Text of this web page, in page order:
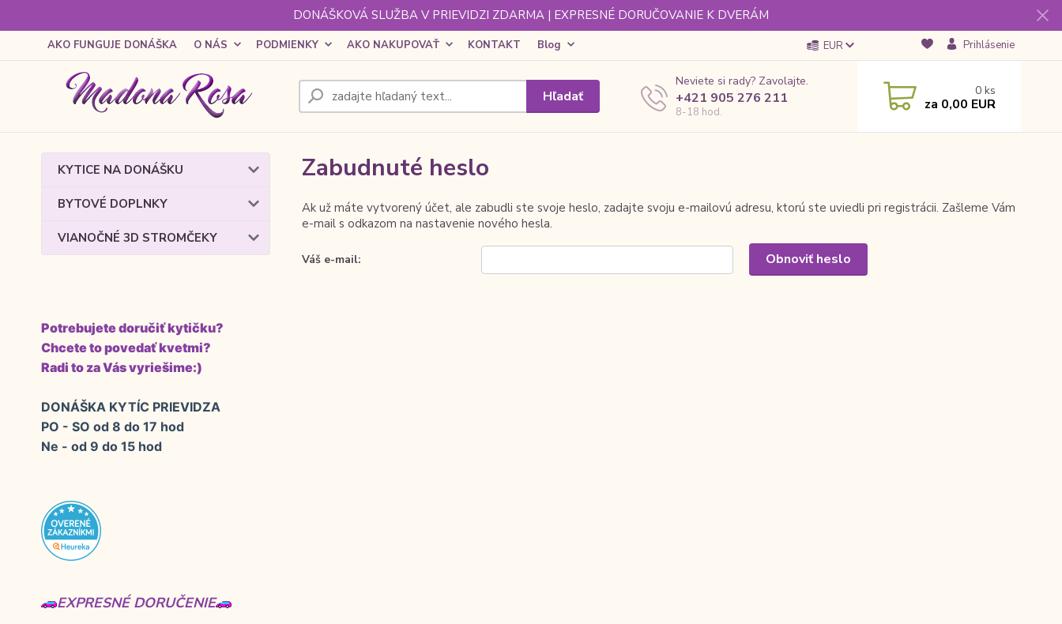
DONÁŠKOVÁ SLUŽBA V PRIEVIDZI ZDARMA | EXPRESNÉ DORUČOVANIE K DVERÁM
AKO FUNGUJE DONÁŠKA O NÁS PODMIENKY AKO NAKUPOVAŤ KONTAKT Blog EUR Prihlásenie
Hľadať
Neviete si rady? Zavolajte.
+421 905 276 211
8-18 hod.
0 ks
za 0,00 EUR
KYTICE NA DONÁŠKU
BYTOVÉ DOPLNKY
VIANOČNÉ 3D STROMČEKY
Potrebujete doručiť kytičku?
Chcete to povedať kvetmi?
Radi to za Vás vyriešime:)
DONÁŠKA KYTÍC PRIEVIDZA
PO - SO od 8 do 17 hod
Ne - od 9 do 15 hod
EXPRESNÉ DORUČENIE
Zabudnuté heslo
Ak už máte vytvorený účet, ale zabudli ste svoje heslo, zadajte svoju e-mailovú adresu, ktorú ste uviedli pri registrácii. Zašleme Vám
e-mail s odkazom na nastavenie nového hesla.
Váš e-mail: Obnoviť heslo